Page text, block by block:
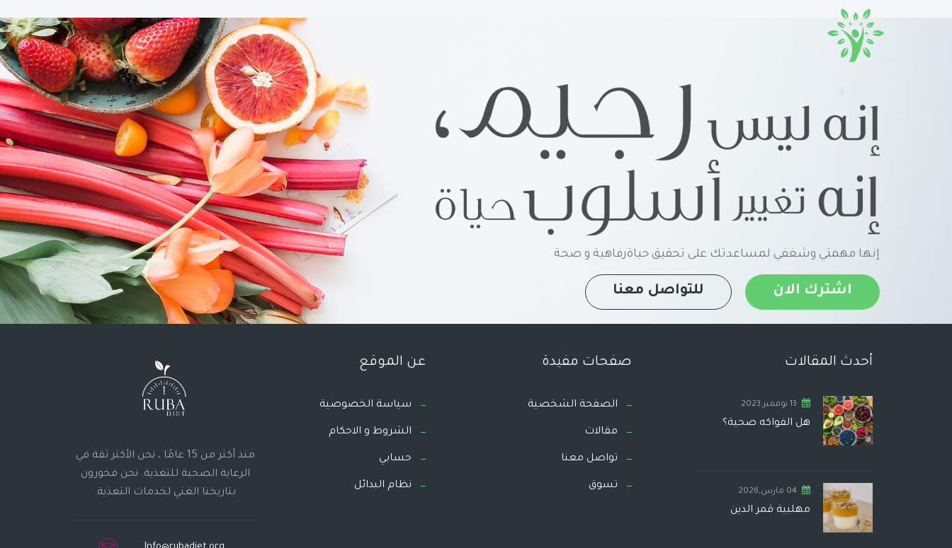
إنها مهمتي وشغفي لمساعدتك على تحقيق حياةرفاهية و صحة
اشترك الان للتواصل معنا
أحدث المقالات
13 نوفمبر,2023
هل الفواكه صحية؟
04 مارس,2026
مهلبية قمر الدين
صفحات مفيدة
الصفحة الشخصية
مقالات
تواصل معنا
تسوق
عن الموقع
سياسة الخصوصية
الشروط و الاحكام
حسابي
نظام البدائل
منذ أكثر من 15 عامًا ، نحن الأكثر ثقة في
الرعاية الصحية للتغذية. نحن فخورون
بتاريخنا الغني لخدمات التغذية.